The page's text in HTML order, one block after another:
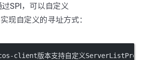
SPI，可以自定义
现自定义的寻址方式：
client版本支持自定义